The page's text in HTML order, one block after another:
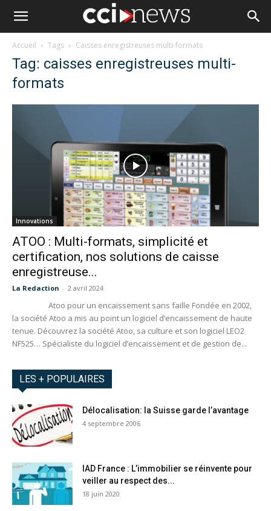
Accueil Tags Caisses enregistreuses multi-formats
Tag: caisses enregistreuses multi-
formats
Innovations
ATOO : Multi-formats, simplicité et
certification, nos solutions de caisse
enregistreuse...
La Redaction - 2 avril 2024
Atoo pour un encaissement sans faille Fondée en 2002,
la société Atoo a mis au point un logiciel d’encaissement de haute
tenue. Découvrez la société Atoo, sa culture et son logiciel LEO2
NF525… Spécialiste du logiciel d’encaissement et de gestion de...
LES + POPULAIRES
Délocalisation: la Suisse garde l’avantage
4 septembre 2006
IAD France : L’immobilier se réinvente pour
veiller au respect des...
18 juin 2020